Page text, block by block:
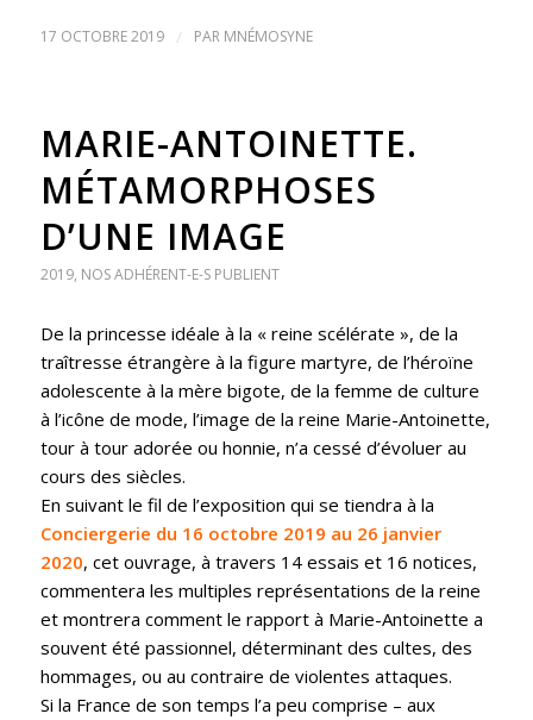
17 OCTOBRE 2019 / PAR MNÉMOSYNE
MARIE-ANTOINETTE.
MÉTAMORPHOSES
D’UNE IMAGE
2019, NOS ADHÉRENT-E-S PUBLIENT
De la princesse idéale à la « reine scélérate », de la
traîtresse étrangère à la figure martyre, de l’héroïne
adolescente à la mère bigote, de la femme de culture
à l’icône de mode, l’image de la reine Marie-Antoinette,
tour à tour adorée ou honnie, n’a cessé d’évoluer au
cours des siècles.
En suivant le fil de l’exposition qui se tiendra à la
Conciergerie du 16 octobre 2019 au 26 janvier
2020, cet ouvrage, à travers 14 essais et 16 notices,
commentera les multiples représentations de la reine
et montrera comment le rapport à Marie-Antoinette a
souvent été passionnel, déterminant des cultes, des
hommages, ou au contraire de violentes attaques.
Si la France de son temps l’a peu comprise – aux